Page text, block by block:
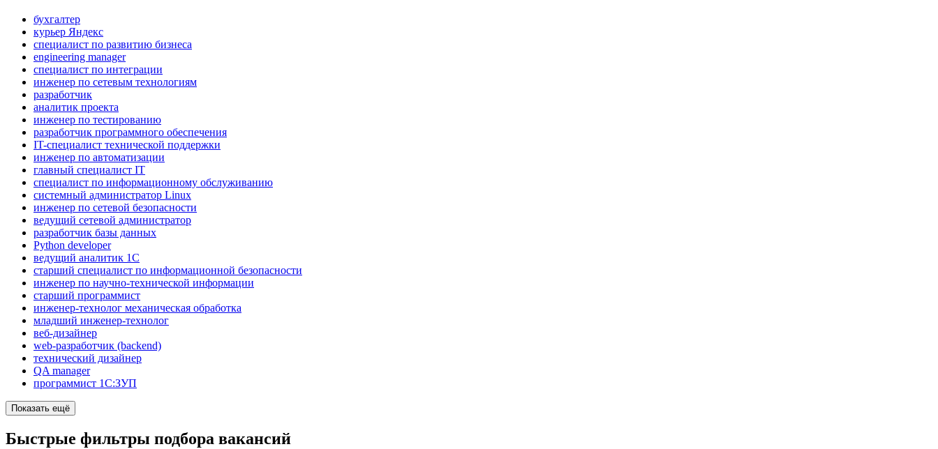
бухгалтер
курьер Яндекс
специалист по развитию бизнеса
engineering manager
специалист по интеграции
инженер по сетевым технологиям
разработчик
аналитик проекта
инженер по тестированию
разработчик программного обеспечения
IT-специалист технической поддержки
инженер по автоматизации
главный специалист IT
специалист по информационному обслуживанию
системный администратор Linux
инженер по сетевой безопасности
ведущий сетевой администратор
разработчик базы данных
Python developer
ведущий аналитик 1С
старший специалист по информационной безопасности
инженер по научно-технической информации
старший программист
инженер-технолог механическая обработка
младший инженер-технолог
веб-дизайнер
web-разработчик (backend)
технический дизайнер
QA manager
программист 1С:ЗУП
Показать ещё
Быстрые фильтры подбора вакансий